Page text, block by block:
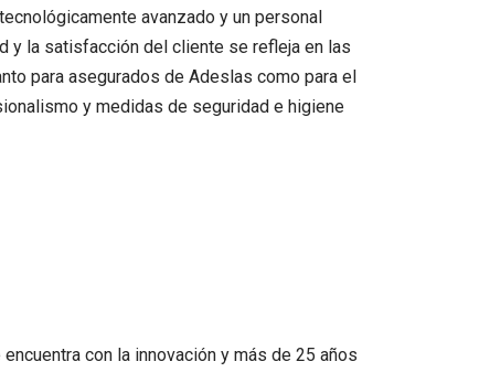
avanzado y un personal
y la satisfacción del cliente se refleja en las
para asegurados de Adeslas como para el
y medidas de seguridad e higiene
con la innovación y más de 25 años